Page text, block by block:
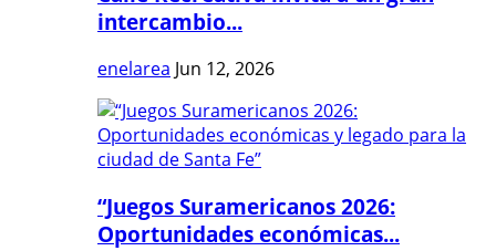
intercambio...
enelarea Jun 12, 2026
“Juegos Suramericanos 2026:
Oportunidades económicas...